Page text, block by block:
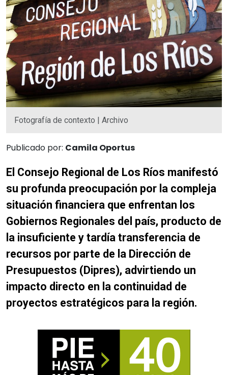
Fotografía de contexto | Archivo
Publicado por: Camila Oportus
El Consejo Regional de Los Ríos manifestó
su profunda preocupación por la compleja
situación financiera que enfrentan los
Gobiernos Regionales del país, producto de
la insuficiente y tardía transferencia de
recursos por parte de la Dirección de
Presupuestos (Dipres), advirtiendo un
impacto directo en la continuidad de
proyectos estratégicos para la región.